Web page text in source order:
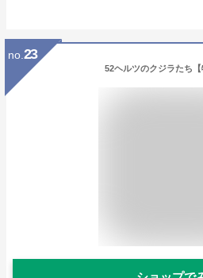
no. 23
52ヘルツのクジラたち